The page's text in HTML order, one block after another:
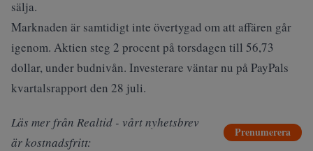
sälja.
Marknaden är samtidigt inte övertygad om att affären går
igenom. Aktien steg 2 procent på torsdagen till 56,73
dollar, under budnivån. Investerare väntar nu på PayPals
kvartalsrapport den 28 juli.
Läs mer från Realtid - vårt nyhetsbrev
är kostnadsfritt:
Prenumerera